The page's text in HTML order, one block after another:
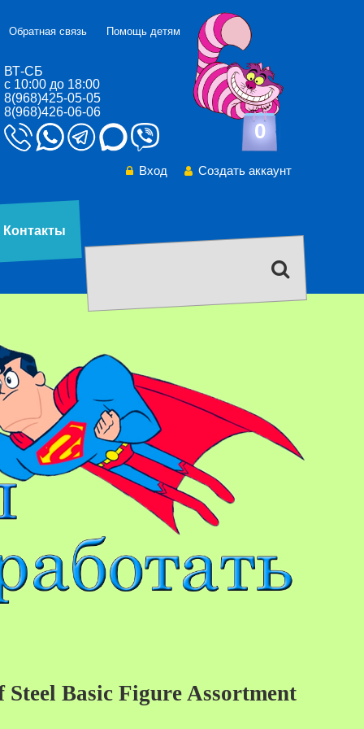
ВТ-СБ
с 10:00 до 18:00
8(968)425-05-05
8(968)426-06-06
Обратная связь Помощь детям
0
Вход Создать аккаунт
Контакты
Steel Basic Figure Assortment